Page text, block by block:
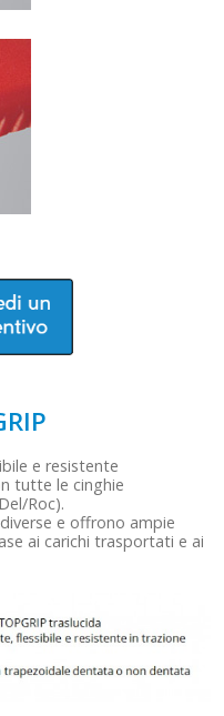
e resistente
tutte le cinghie
Roc).
e offrono ampie
ai carichi trasportati e ai